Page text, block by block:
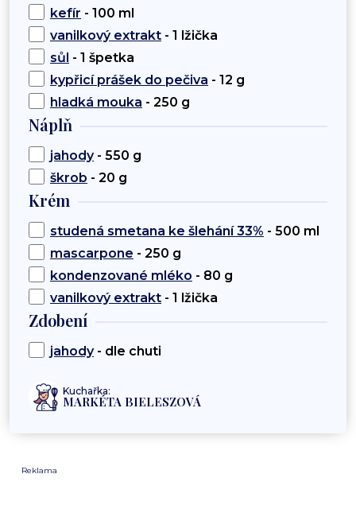
kefír - 100 ml
vanilkový extrakt - 1 lžička
sůl - 1 špetka
kypřicí prášek do pečiva - 12 g
hladká mouka - 250 g
Náplň
jahody- 550 g
škrob - 20 g
Krém
studená smetana ke šlehání 33% - 500 ml
mascarpone - 250 g
kondenzované mléko - 80 g
vanilkový extrakt - 1 lžička
Zdobení
jahody- dle chuti
Kuchařka:
MARKÉTA BIELESZOVÁ
Reklama